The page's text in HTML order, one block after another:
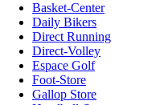
Basket-Center
Daily Bikers
Direct Running
Direct-Volley
Espace Golf
Foot-Store
Gallop Store